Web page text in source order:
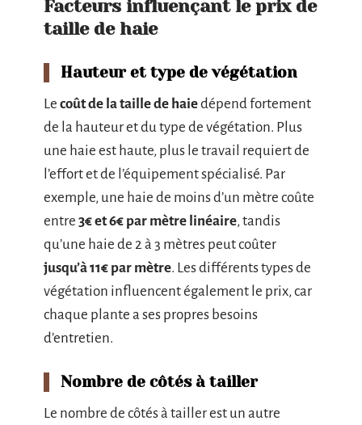
Facteurs influençant le prix de
taille de haie
Hauteur et type de végétation
Le coût de la taille de haiedépend fortement
de la hauteur et du type de végétation. Plus
une haie est haute, plus le travail requiert de
l’effort et de l’équipement spécialisé. Par
exemple, une haie de moins d’un mètre coûte
entre 3€ et 6€ par mètre linéaire, tandis
qu’une haie de 2 à 3 mètres peut coûter
jusqu’à 11€ par mètre. Les différents types de
végétation influencent également le prix, car
chaque plante a ses propres besoins
d’entretien.
Nombre de côtés à tailler
Le nombre de côtés à tailler est un autre